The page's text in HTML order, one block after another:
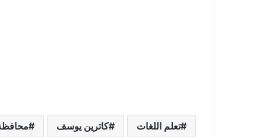
تعلم اللغات كاترين يوسف